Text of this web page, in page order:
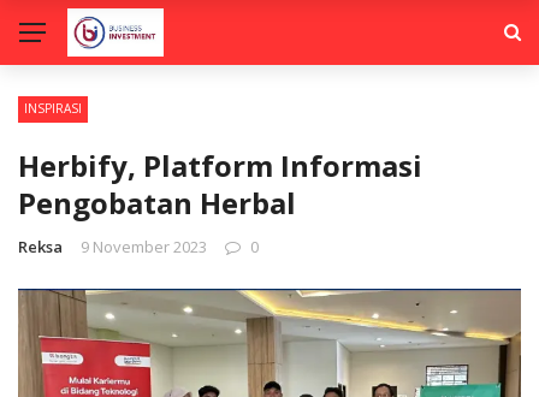
INSPIRASI
Herbify, Platform Informasi
Pengobatan Herbal
Reksa 9 November 2023 0